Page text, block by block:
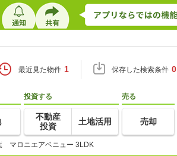
最近見た物件 1 保存した検索条件 0
投資する
不動産
投資
土地活用
売る
売却
マロニエアベニュー 3LDK